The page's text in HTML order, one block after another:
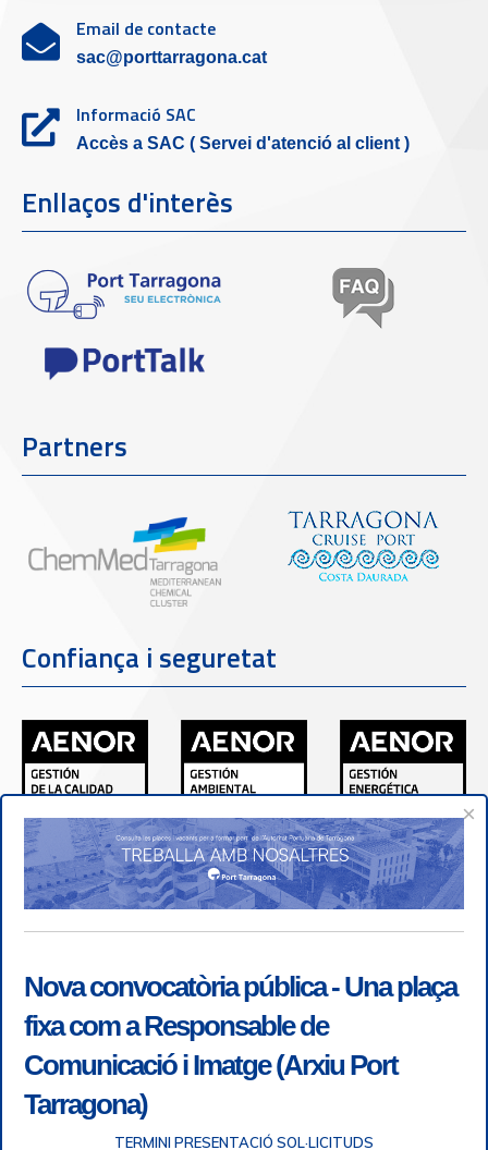
Email de contacte
sac@porttarragona.cat
Informació SAC
Accès a SAC ( Servei d'atenció al client )
Enllaços d'interès
Partners
Confiança i seguretat
×
Nova convocatòria pública - Una plaça
fixa com a Responsable de
Comunicació i Imatge (Arxiu Port
Tarragona)
TERMINI PRESENTACIÓ SOL·LICITUDS